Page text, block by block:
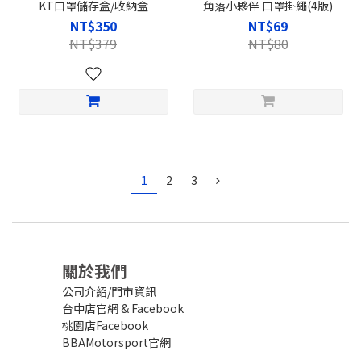
KT口罩儲存盒/收納盒
NT$350
NT$379
角落小夥伴 口罩掛繩(4版)
NT$69
NT$80
1 2 3
關於我們
公司介紹/門市資訊
台中店官網& Facebook
桃園店Facebook
BBAMotorsport官網